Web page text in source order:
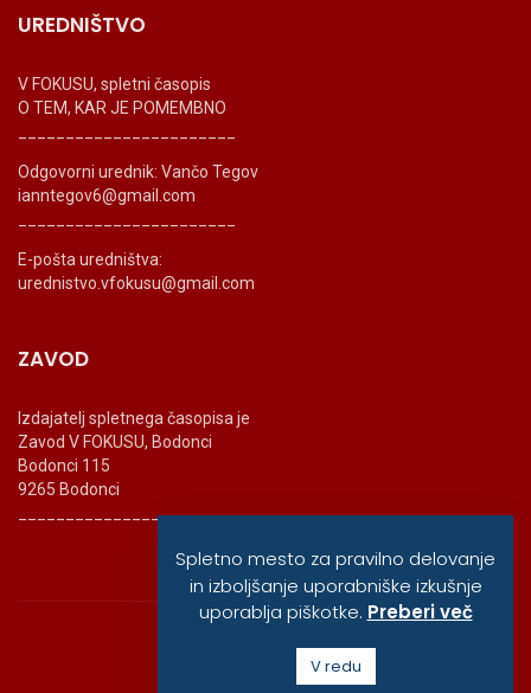
UREDNIŠTVO
V FOKUSU, spletni časopis
O TEM, KAR JE POMEMBNO
Odgovorni urednik: Vančo Tegov
ianntegov6@gmail.com
E-pošta uredništva:
urednistvo.vfokusu@gmail.com
ZAVOD
Izdajatelj spletnega časopisa je
Zavod V FOKUSU, Bodonci
Bodonci 115
9265 Bodonci
_______________________
© vfokusu, 2020
Spletno mesto za pravilno delovanje
in izboljšanje uporabniške izkušnje
uporablja piškotke. Preberi več
V redu